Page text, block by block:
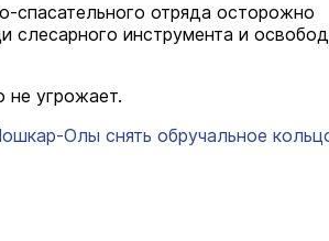
спасательного отряда осторожно
слесарного инструмента и
не угрожает.
Олы снять обручальное